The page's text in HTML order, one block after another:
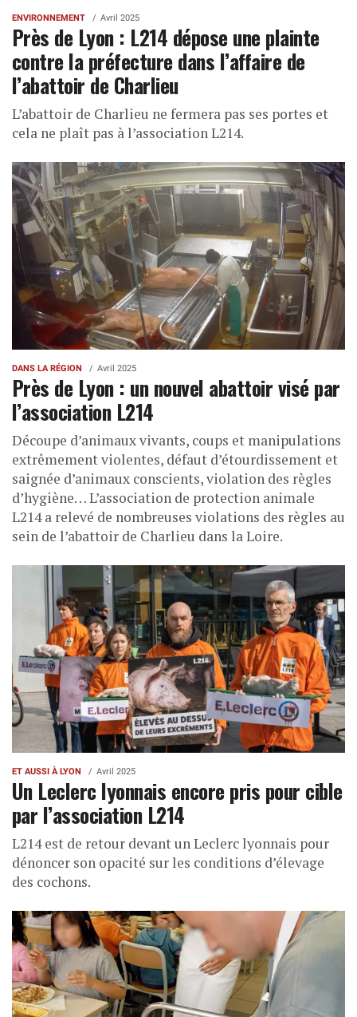
ENVIRONNEMENT Avril 2025
Près de Lyon : L214 dépose une plainte
contre la préfecture dans l’affaire de
l’abattoir de Charlieu
L’abattoir de Charlieu ne fermera pas ses portes et
cela ne plaît pas à l’association L214.
DANS LA RÉGION Avril 2025
Près de Lyon : un nouvel abattoir visé par
l’association L214
Découpe d’animaux vivants, coups et manipulations
extrêmement violentes, défaut d’étourdissement et
saignée d’animaux conscients, violation des règles
d’hygiène… L’association de protection animale
L214 a relevé de nombreuses violations des règles au
sein de l’abattoir de Charlieu dans la Loire.
ET AUSSI À LYON Avril 2025
Un Leclerc lyonnais encore pris pour cible
par l’association L214
L214 est de retour devant un Leclerc lyonnais pour
dénoncer son opacité sur les conditions d’élevage
des cochons.